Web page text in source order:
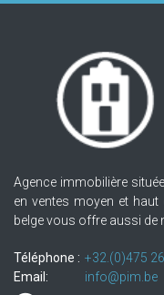
Agence immobilière
en ventes moyen et
belge vous offre aussi de
Téléphone : +32.(0)475
Email:
info@pim.be